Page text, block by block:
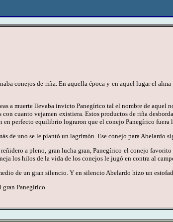
conejos de riña. En aquella época y en aquel lugar el
a muerte llevaba invicto Panegírico tal el nombre de
con cuanto vejamen existiera. Estos productos de riña
perfecto equilibrio lograron que el conejo Panegírico fuera
de uno se le piantó un lagrimón. Ese conejo para Abelardo
a pleno, gran lucha gran, Panegírico el conejo
los hilos de la vida de los conejos le jugó en contra al
de un gran silencio. Y en silencio Abelardo hizo un
gran Panegírico.